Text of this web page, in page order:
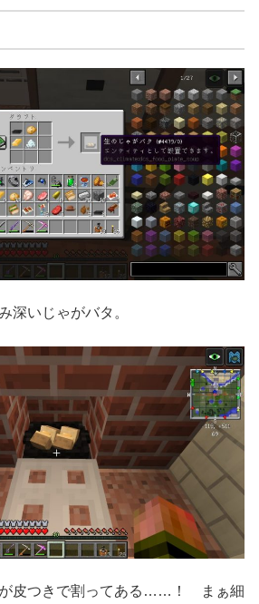
深いじゃがバタ。
が皮つきで割ってある……！ まぁ細